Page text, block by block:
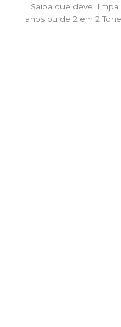
Saiba que deve limpa
anos ou de 2 em 2